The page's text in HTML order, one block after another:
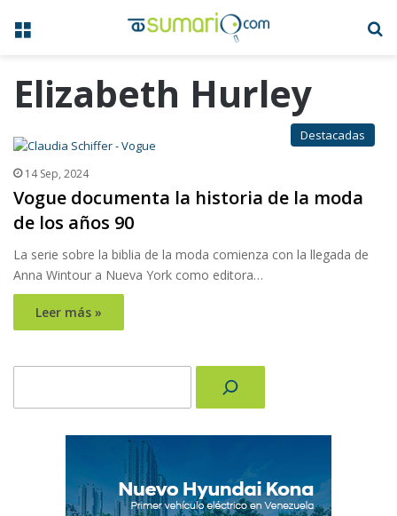
Menú
Elizabeth Hurley
Destacadas
14 Sep, 2024
Vogue documenta la historia de la moda
de los años 90
La serie sobre la biblia de la moda comienza con la llegada de
Anna Wintour a Nueva York como editora…
Leer más »